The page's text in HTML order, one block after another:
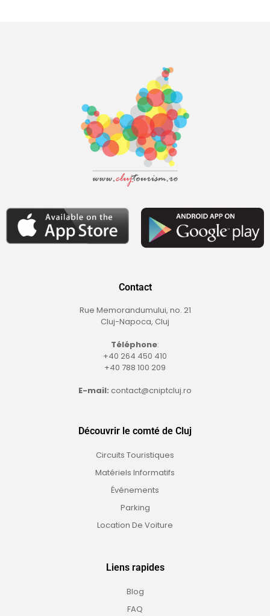
Contact
Rue Memorandumului, no. 21
Cluj-Napoca, Cluj
Téléphone:
+40 264 450 410
+40 788 100 209
E-mail: contact@cniptcluj.ro
Découvrir le comté de Cluj
Circuits Touristiques
Matériels Informatifs
Événements
Parking
Location De Voiture
Liens rapides
Blog
FAQ